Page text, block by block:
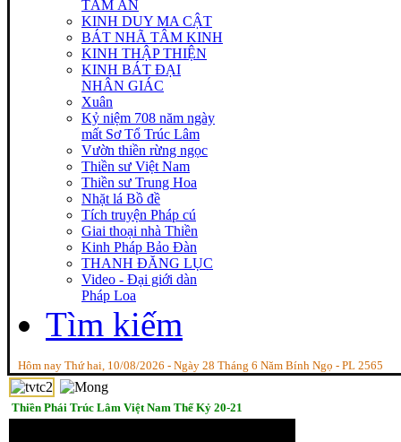
TÂM ẤN
KINH DUY MA CẬT
BÁT NHÃ TÂM KINH
KINH THẬP THIỆN
KINH BÁT ĐẠI
NHÂN GIÁC
Xuân
Kỷ niệm 708 năm ngày
mất Sơ Tổ Trúc Lâm
Vườn thiền rừng ngọc
Thiền sư Việt Nam
Thiền sư Trung Hoa
Nhặt lá Bồ đề
Tích truyện Pháp cú
Giai thoại nhà Thiền
Kinh Pháp Bảo Đàn
THANH ĐĂNG LỤC
Video - Đại giới dàn
Pháp Loa
Tìm kiếm
Hôm nay Thứ hai, 10/08/2026 - Ngày 28 Tháng 6 Năm Bính Ngọ - PL 2565
Thiền Phái Trúc Lâm Việt Nam Thế Kỷ 20-21